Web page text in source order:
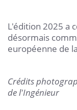
L'édition 2025 a
désormais
européenne de
Crédits
de l'Ingénieur